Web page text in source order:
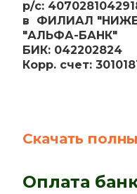
р/с:
в ФИЛИАЛ
"АЛЬФА-БАНК"
БИК: 042202824
Корр. счет:
Скачать
Оплата б